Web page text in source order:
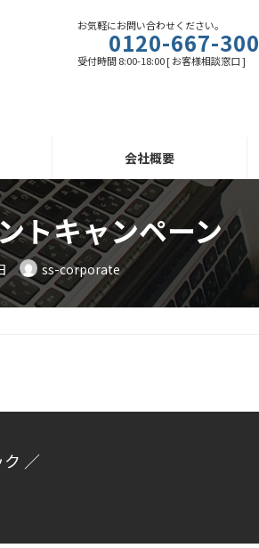
お気軽にお問い合わせください。
0120-667-300
受付時間 8:00-18:00 [ お客様相談窓口 ]
会社概要
トキャンペーン
ss-corporate
／